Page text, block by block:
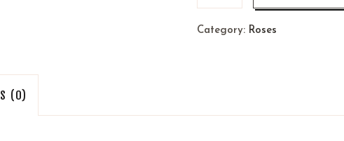
Category: Roses
(0)